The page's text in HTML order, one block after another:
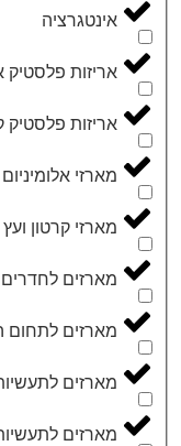
אינטגרציה
אריזות פלסטיק
אריזות פלסטיק
מארזי אלומיניום
מארזי קרטון ועץ
מארזים לחדרים
מארזים לתחום
מארזים
מארזים